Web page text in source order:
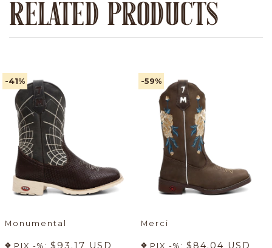
RELATED PRODUCTS
-41%
Monumental
PIX -%: $93.17 USD
-59%
Merci
PIX -%: $84.04 USD